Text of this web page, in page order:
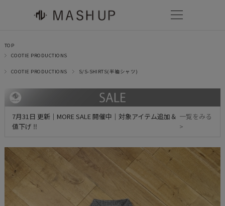
TOP
COOTIE PRODUCTIONS
COOTIE PRODUCTIONS S/S-SHIRTS(半袖シャツ)
7月31日 更新｜MORE SALE 開催中｜対象アイテム追加＆
値下げ ‼
一覧をみる
>